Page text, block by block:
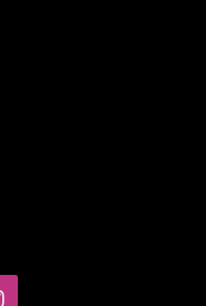
Instagram